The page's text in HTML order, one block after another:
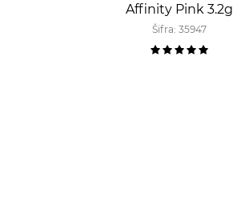
Affinity Pink 3.2g
Šifra: 35947